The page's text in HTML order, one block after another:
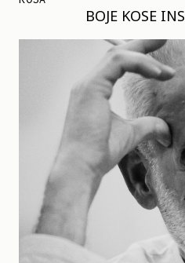
BOJE KOSE